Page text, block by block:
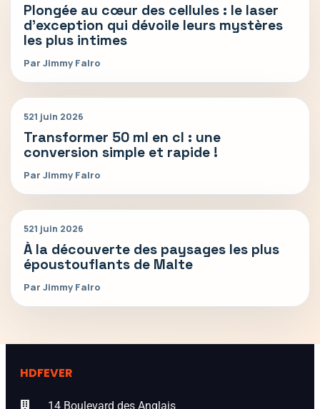
Plongée au cœur des cellules : le laser
d’exception qui dévoile leurs mystères
les plus intimes
Par Jimmy Falro
521 juin 2026
Transformer 50 ml en cl : une
conversion simple et rapide !
Par Jimmy Falro
521 juin 2026
À la découverte des paysages les plus
époustouflants de Malte
Par Jimmy Falro
HDFEVER
14 Boulevard des Anglais